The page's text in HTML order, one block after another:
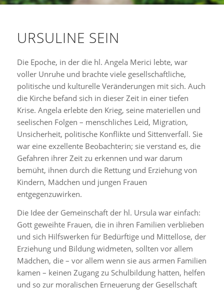
URSULINE SEIN
Die Epoche, in der die hl. Angela Merici lebte, war
voller Unruhe und brachte viele gesellschaftliche,
politische und kulturelle Veränderungen mit sich. Auch
die Kirche befand sich in dieser Zeit in einer tiefen
Krise. Angela erlebte den Krieg, seine materiellen und
seelischen Folgen – menschliches Leid, Migration,
Unsicherheit, politische Konflikte und Sittenverfall. Sie
war eine exzellente Beobachterin; sie verstand es, die
Gefahren ihrer Zeit zu erkennen und war darum
bemüht, ihnen durch die Rettung und Erziehung von
Kindern, Mädchen und jungen Frauen
entgegenzuwirken.
Die Idee der Gemeinschaft der hl. Ursula war einfach:
Gott geweihte Frauen, die in ihren Familien verblieben
und sich Hilfswerken für Bedürftige und Mittellose, der
Erziehung und Bildung widmeten, sollten vor allem
Mädchen, die – vor allem wenn sie aus armen Familien
kamen – keinen Zugang zu Schulbildung hatten, helfen
und so zur moralischen Erneuerung der Gesellschaft